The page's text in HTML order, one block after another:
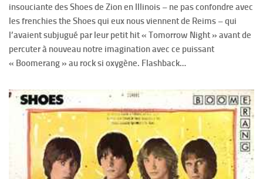
insouciante des Shoes de Zion en Illinois – ne pas confondre avec
les frenchies the Shoes qui eux nous viennent de Reims – qui
l’avaient subjugué par leur petit hit « Tomorrow Night » avant de
percuter à nouveau notre imagination avec ce puissant
« Boomerang » au rock si oxygène. Flashback…